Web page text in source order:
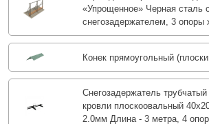
«Упрощенное» Черная сталь
снегозадержателем, 3 опоры
Конек прямоугольный
Снегозадержатель
кровли плоскоовальный
2.0мм Длина - 3 метра, 4